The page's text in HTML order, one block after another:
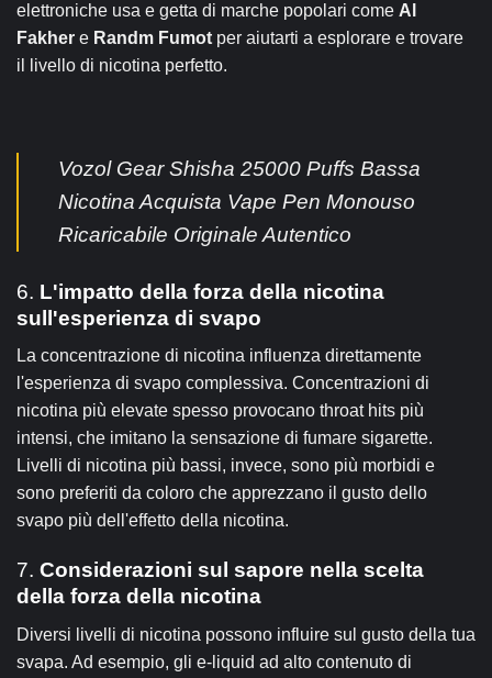
elettroniche usa e getta di marche popolari come Al
Fakher e Randm Fumot per aiutarti a esplorare e trovare
il livello di nicotina perfetto.
Vozol Gear Shisha 25000 Puffs Bassa
Nicotina Acquista Vape Pen Monouso
Ricaricabile Originale Autentico
6. L'impatto della forza della nicotina
sull'esperienza di svapo
La concentrazione di nicotina influenza direttamente
l'esperienza di svapo complessiva. Concentrazioni di
nicotina più elevate spesso provocano throat hits più
intensi, che imitano la sensazione di fumare sigarette.
Livelli di nicotina più bassi, invece, sono più morbidi e
sono preferiti da coloro che apprezzano il gusto dello
svapo più dell'effetto della nicotina.
7. Considerazioni sul sapore nella scelta
della forza della nicotina
Diversi livelli di nicotina possono influire sul gusto della tua
svapa. Ad esempio, gli e-liquid ad alto contenuto di